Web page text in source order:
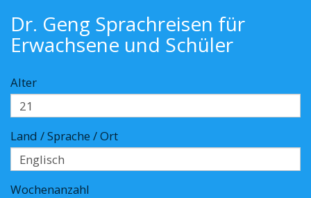
Dr. Geng Sprachreisen für
Erwachsene und Schüler
Alter
Land / Sprache / Ort
Wochenanzahl